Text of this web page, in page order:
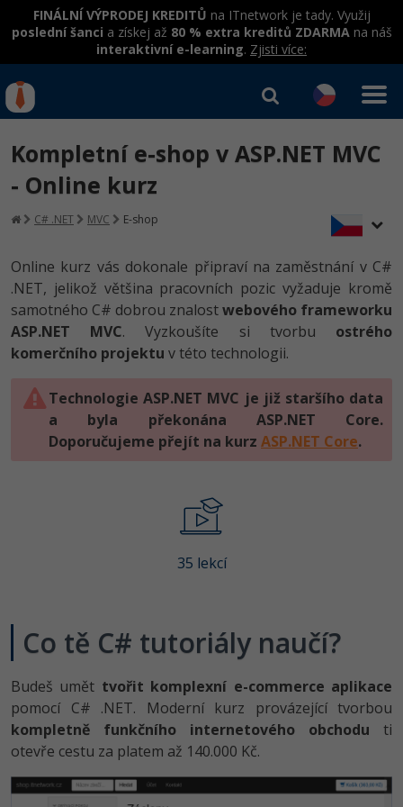
FINÁLNÍ VÝPRODEJ KREDITŮ na ITnetwork je tady. Využij
poslední šanci a získej až 80 % extra kreditů ZDARMAna náš
interaktivní e-learning. Zjisti více:
Rekvalifikace a kurzy
hrazené úřadem práce
Workshopy zdarma
Umělá inteligence v praxi
Datová analýza v praxi
Školení
Základy programování
Objektové programování - OOP
Umělá inteligence
HTML5, CSS3, Bootstrap, SEO
Testování a verzování
UML a návrhové vzory
Spring
ASP.NET MVC
Django
Best practices
Školení dle technologií
C# .NET
Java
PHP
MySQL/MariaDB
MS-SQL
SQLite
IT e-learning
Kurzy IT profesí
Programátor WWW aplikací
Senior programátor
Vývojář mobilních aplikací
C# Game developer
3D grafik
Projektový manažer
Databázový analytik
Kurzy programování
Jak začít?
Java -80%
Python -80%
-80%
Kotlin
VB.NET
SQL
Návrh SW -80%
Přihlásit se | Registrovat
Kompletní e-shop v ASP.NET MVC
- Online kurz
C# .NET MVC E-shop
Online kurz vás dokonale připraví na zaměstnání v C#
.NET, jelikož většina pracovních pozic vyžaduje kromě
samotného C# dobrou znalostwebového frameworku
ASP.NET MVC. Vyzkoušíte si tvorbu ostrého
komerčního projektu v této technologii.
Technologie ASP.NET MVC je již staršího data
a byla překonána ASP.NET Core.
Doporučujeme přejít na kurz ASP.NET Core.
35 lekcí
Co tě C# tutoriály naučí?
Budeš umět tvořit komplexní e-commerce aplikace
pomocí C# .NET. Moderní kurz provázející tvorbou
kompletně funkčního internetového obchodu ti
otevře cestu za platem až 140.000 Kč.